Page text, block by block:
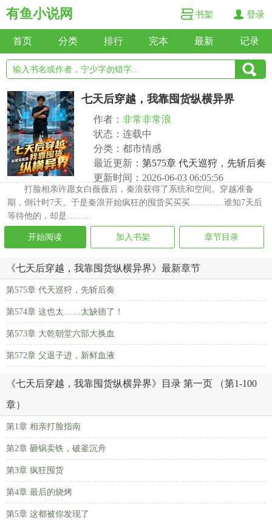
有鱼小说网 书架 登录
首页 分类 排行 完本 最新 记录
七天后穿越，我靠囤货纵横异界
作者： 非常非常浪
状态：连载中
分类：都市情感
最近更新： 第575章 代天巡狩，先斩后奏
更新时间：2026-06-03 06:05:56
打脸相亲许愿女白薇薇后，秦浪获得了系统和空间。穿越准备
期，倒计时7天。于是秦浪开始疯狂的囤货买买买…………谁知7天后
等待他的，却是……...
开始阅读 加入书架 章节目录
《七天后穿越，我靠囤货纵横异界》最新章节
第575章 代天巡狩，先斩后奏
第574章 这也太……太缺德了！
第573章 大乾朝堂六部大换血
第572章 父退子进，新鲜血液
《七天后穿越，我靠囤货纵横异界》目录 第一页 （第1-100
章）
第1章 相亲打脸指南
第2章 砸锅卖铁，破釜沉舟
第3章 疯狂囤货
第4章 最后的烧烤
第5章 这都被你发现了